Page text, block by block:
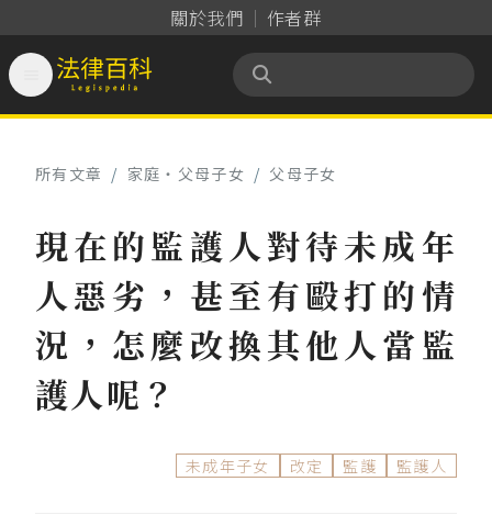
關於我們 作者群
法律百科 Legispedia
所有文章 / 家庭‧父母子女 / 父母子女
現在的監護人對待未成年
人惡劣，甚至有毆打的情
況，怎麼改換其他人當監
護人呢？
未成年子女 改定 監護 監護人